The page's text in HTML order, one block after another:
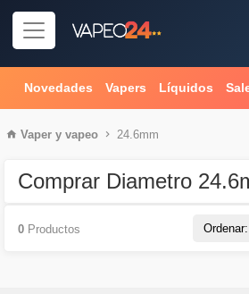
Novedades Vapers Líquidos
Vaper y vapeo 24.6mm
Comprar Diametro
0 Productos